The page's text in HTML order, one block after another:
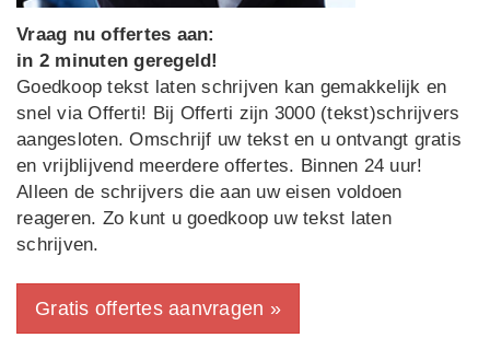
Vraag nu offertes aan:
in 2 minuten geregeld!
Goedkoop tekst laten schrijven kan gemakkelijk en
snel via Offerti! Bij Offerti zijn 3000 (tekst)schrijvers
aangesloten. Omschrijf uw tekst en u ontvangt gratis
en vrijblijvend meerdere offertes. Binnen 24 uur!
Alleen de schrijvers die aan uw eisen voldoen
reageren. Zo kunt u goedkoop uw tekst laten
schrijven.
Gratis offertes aanvragen »